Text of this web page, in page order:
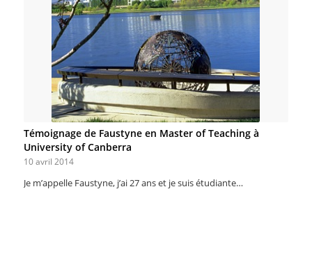
Témoignage de Faustyne en Master of Teaching à
University of Canberra
10 avril 2014
Je m’appelle Faustyne, j’ai 27 ans et je suis étudiante…